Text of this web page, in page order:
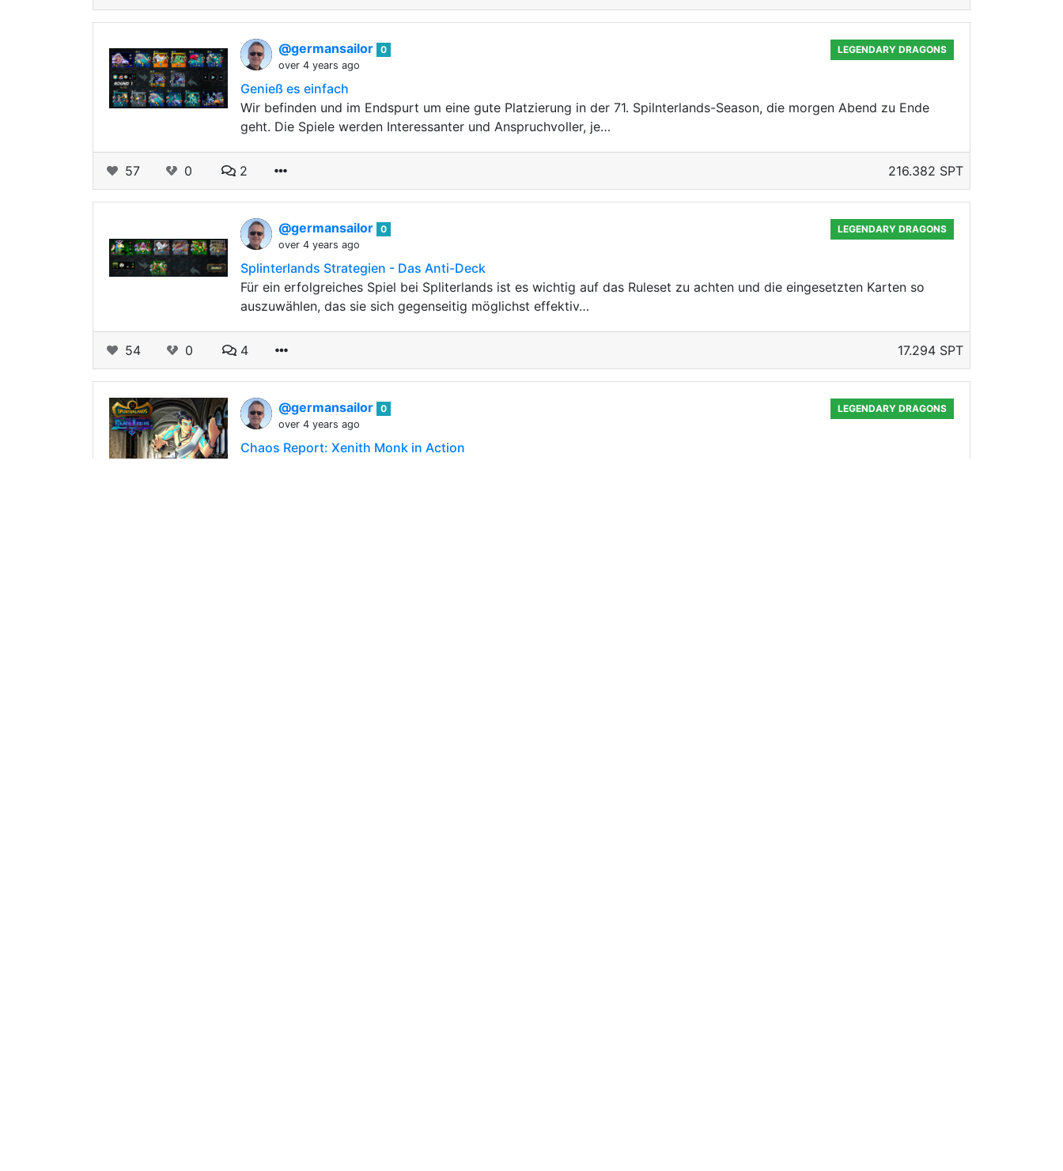
@germansailor 0
over 4 years ago
LEGENDARY DRAGONS
Genieß es einfach
Wir befinden und im Endspurt um eine gute Platzierung in der 71. Spilnterlands-Season, die morgen Abend zu Ende
geht. Die Spiele werden Interessanter und Anspruchvoller, je…
57 0 2 216.382 SPT
@germansailor 0
over 4 years ago
LEGENDARY DRAGONS
Splinterlands Strategien - Das Anti-Deck
Für ein erfolgreiches Spiel bei Spliterlands ist es wichtig auf das Ruleset zu achten und die eingesetzten Karten so
auszuwählen, das sie sich gegenseitig möglichst effektiv…
54 0 4 17.294 SPT
@germansailor 0
over 4 years ago
LEGENDARY DRAGONS
Chaos Report: Xenith Monk in Action